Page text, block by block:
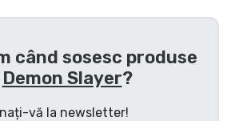
când sosesc produse
Demon Slayer?
vă la newsletter!